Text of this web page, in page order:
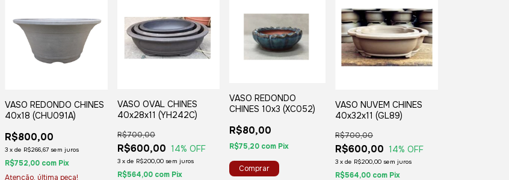
VASO REDONDO CHINES
40x18 (CHU091A)
R$800,00
3 x de R$266,67 sem juros
R$752,00 com Pix
Atenção, última peça!
VASO OVAL CHINES
40x28x11 (YH242C)
R$600,00
R$700,00
14% OFF
3 x de R$200,00 sem juros
R$564,00 com Pix
VASO REDONDO
CHINES 10x3 (XC052)
R$80,00
R$75,20 com Pix
VASO NUVEM CHINES
40x32x11 (GL89)
R$600,00
R$700,00
14% OFF
3 x de R$200,00 sem juros
R$564,00 com Pix